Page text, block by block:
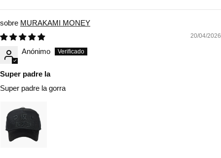
MURAKAMI MONEY
20/04/2026
Anónimo
Super padre la
Super padre la gorra